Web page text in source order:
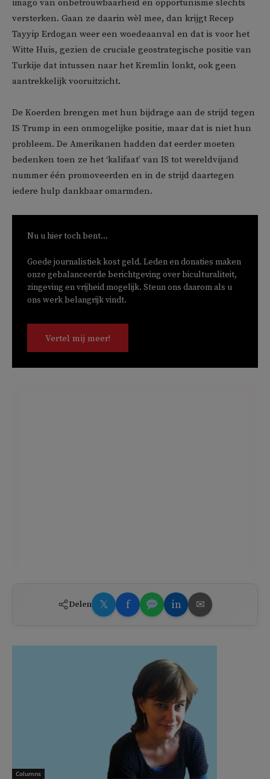
imago van onbetrouwbaarheid en opportunisme slechts
versterken. Gaan ze daarin wèl mee, dan krijgt Recep
Tayyip Erdogan weer een woedeaanval en dat is voor het
Witte Huis, gezien de cruciale geostrategische positie van
Turkije dat intussen naar het Kremlin lonkt, ook geen
aantrekkelijk vooruitzicht.
De Koerden brengen met hun bijdrage aan de strijd tegen
IS Trump in een onmogelijke positie, maar dat is niet hun
probleem. De Amerikanen hadden dat eerder moeten
bedenken toen ze het ‘kalifaat’ van IS tot wereldvijand
nummer één promoveerden en in de strijd daartegen
iedere hulp dankbaar omarmden.
Nu u hier toch bent...
Goede journalistiek kost geld. Leden en donaties maken
onze gebalanceerde berichtgeving over biculturaliteit,
zingeving en vrijheid mogelijk. Steun ons daarom als u
ons werk belangrijk vindt.
Vertel mij meer!
Delen 𝕏 f in ✉
Columns